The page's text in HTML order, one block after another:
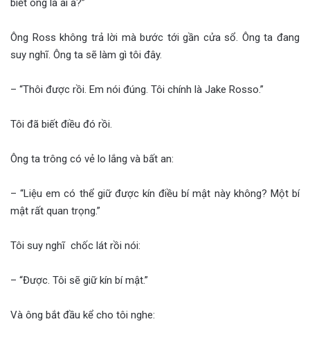
biết ông là ai à?”
Ông Ross không trả lời mà bước tới gần cửa sổ. Ông ta đang
suy nghĩ. Ông ta sẽ làm gì tôi đây.
– “Thôi được rồi. Em nói đúng. Tôi chính là Jake Rosso.”
Tôi đã biết điều đó rồi.
Ông ta trông có vẻ lo lắng và bất an:
– “Liệu em có thể giữ được kín điều bí mật này không? Một bí
mật rất quan trọng.”
Tôi suy nghĩ chốc lát rồi nói:
– “Được. Tôi sẽ giữ kín bí mật.”
Và ông bắt đầu kể cho tôi nghe: